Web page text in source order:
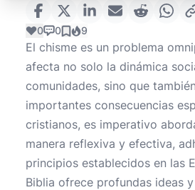
0 0 9
El chisme es un problema
afecta no solo la dinámica
comunidades, sino que
importantes consecuencias
cristianos, es imperativo
manera reflexiva y efectiva,
principios establecidos en las
Biblia ofrece profundas ideas